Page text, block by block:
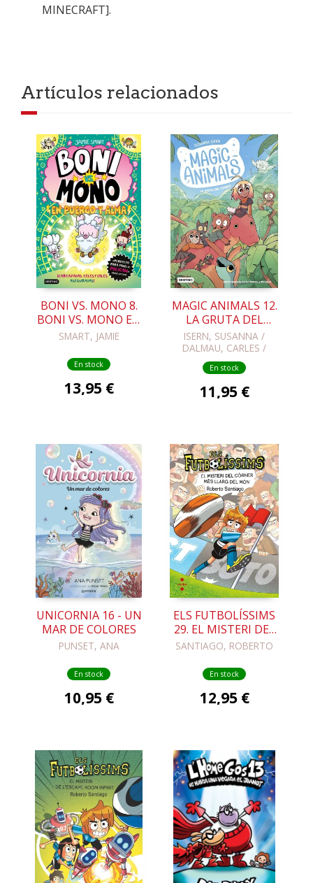
MINECRAFT].
Artículos relacionados
BONI VS. MONO 8.
BONI VS. MONO EN
PUERCO Y ALMA
SMART, JAMIE
En stock
13,95 €
MAGIC ANIMALS 12.
LA GRUTA DEL
TIEMPO
ISERN, SUSANNA /
DALMAU, CARLES /
LOPEZ, NIL
En stock
11,95 €
UNICORNIA 16 - UN
MAR DE COLORES
PUNSET, ANA
En stock
10,95 €
ELS FUTBOLÍSSIMS
29. EL MISTERI DEL
CÓRNER MÉS LLARG
SANTIAGO, ROBERTO
En stock
12,95 €